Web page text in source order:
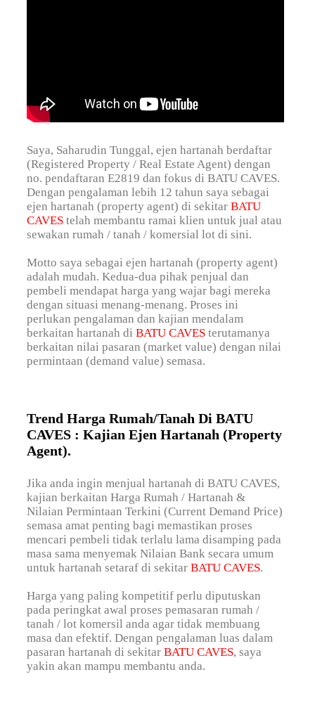
Saya, Saharudin Tunggal, ejen hartanah berdaftar
(Registered Property / Real Estate Agent) dengan
no. pendaftaran E2819 dan fokus di BATU CAVES.
Dengan pengalaman lebih 12 tahun saya sebagai
ejen hartanah (property agent) di sekitarBATU
CAVES telah membantu ramai klien untuk jual atau
sewakan rumah / tanah / komersial lot di sini.
Motto saya sebagai ejen hartanah (property agent)
adalah mudah. Kedua-dua pihak penjual dan
pembeli mendapat harga yang wajar bagi mereka
dengan situasi menang-menang. Proses ini
perlukan pengalaman dan kajian mendalam
berkaitan hartanah diBATU CAVES terutamanya
berkaitan nilai pasaran (market value) dengan nilai
permintaan (demand value) semasa.
Trend Harga Rumah/Tanah Di BATU
CAVES : Kajian Ejen Hartanah (Property
Agent).
Jika anda ingin menjual hartanah di BATU CAVES,
kajian berkaitan Harga Rumah / Hartanah &
Nilaian Permintaan Terkini (Current Demand Price)
semasa amat penting bagi memastikan proses
mencari pembeli tidak terlalu lama disamping pada
masa sama menyemak Nilaian Bank secara umum
untuk hartanah setaraf di sekitarBATU CAVES.
Harga yang paling kompetitif perlu diputuskan
pada peringkat awal proses pemasaran rumah /
tanah / lot komersil anda agar tidak membuang
masa dan efektif. Dengan pengalaman luas dalam
pasaran hartanah di sekitarBATU CAVES, saya
yakin akan mampu membantu anda.